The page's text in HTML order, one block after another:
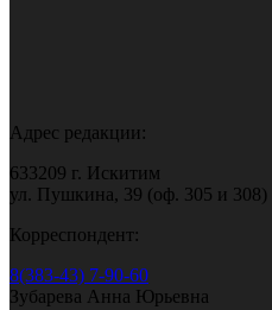
Адрес редакции:
633209 г. Искитим
ул. Пушкина, 39 (оф. 305 и 308)
Корреспондент:
8(383-43) 7-90-60
Зубарева Анна Юрьевна